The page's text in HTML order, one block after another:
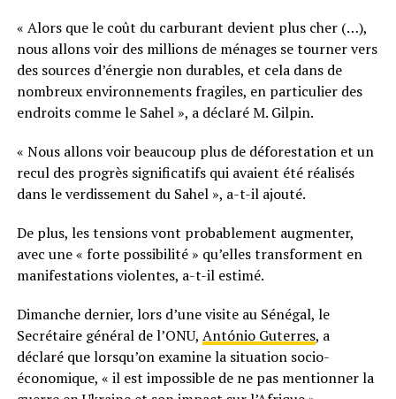
« Alors que le coût du carburant devient plus cher (…),
nous allons voir des millions de ménages se tourner vers
des sources d’énergie non durables, et cela dans de
nombreux environnements fragiles, en particulier des
endroits comme le Sahel », a déclaré M. Gilpin.
« Nous allons voir beaucoup plus de déforestation et un
recul des progrès significatifs qui avaient été réalisés
dans le verdissement du Sahel », a-t-il ajouté.
De plus, les tensions vont probablement augmenter,
avec une « forte possibilité » qu’elles transforment en
manifestations violentes, a-t-il estimé.
Dimanche dernier, lors d’une visite au Sénégal, le
Secrétaire général de l’ONU, António Guterres, a
déclaré que lorsqu’on examine la situation socio-
économique, « il est impossible de ne pas mentionner la